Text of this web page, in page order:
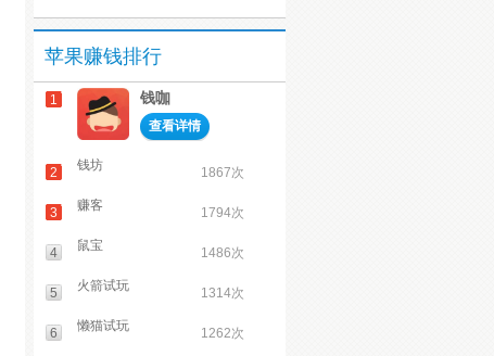
苹果赚钱排行
1 钱咖
查看详情
2 钱坊 1867次
3 赚客 1794次
4 鼠宝 1486次
5 火箭试玩 1314次
6 懒猫试玩 1262次